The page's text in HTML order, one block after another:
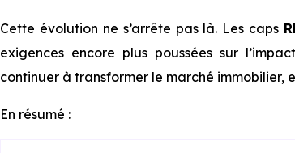
Cette évolution ne s’arrête pas là. Les caps
exigences encore plus poussées sur
continuer à transformer le marché immobilier,
En résumé :